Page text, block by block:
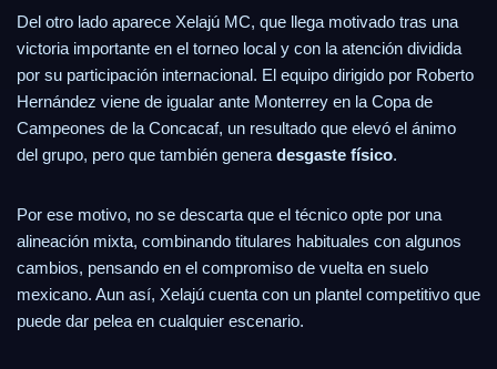
Del otro lado aparece Xelajú MC, que llega motivado tras una
victoria importante en el torneo local y con la atención dividida
por su participación internacional. El equipo dirigido por Roberto
Hernández viene de igualar ante Monterrey en la Copa de
Campeones de la Concacaf, un resultado que elevó el ánimo
del grupo, pero que también genera desgaste físico.
Por ese motivo, no se descarta que el técnico opte por una
alineación mixta, combinando titulares habituales con algunos
cambios, pensando en el compromiso de vuelta en suelo
mexicano. Aun así, Xelajú cuenta con un plantel competitivo que
puede dar pelea en cualquier escenario.